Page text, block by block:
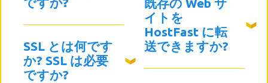
ですか?
SSL とは何です
か? SSL は必要
ですか?
既存の Web サ
イトを
HostFast に転
送できますか?